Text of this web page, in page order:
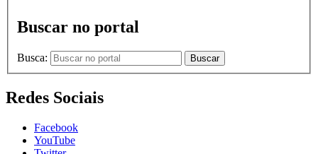
Buscar no portal
Busca: Buscar
Redes Sociais
Facebook
YouTube